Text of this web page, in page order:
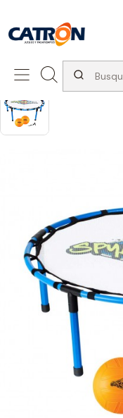
Inicio Productos